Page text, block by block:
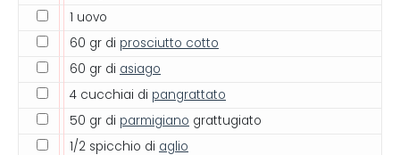
1 uovo
60 gr di prosciutto cotto
60 gr di asiago
4 cucchiai di pangrattato
50 gr di parmigiano grattugiato
1/2 spicchio di aglio